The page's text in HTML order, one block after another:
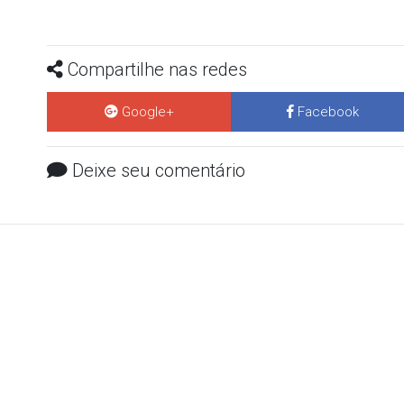
Compartilhe nas redes
Google+ Facebook
Deixe seu comentário